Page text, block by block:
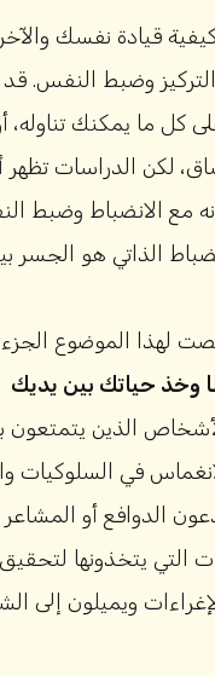
قيادة نفسك
وضبط النفس.
كل ما يمكنك تناوله،
لكن الدراسات تظهر
مع الانضباط وضبط
لهذا الموضوع الجزء
وخذ حياتك بين يديك
الذين يتمتعون
في السلوكيات
الدوافع أو
التي يتخذونها